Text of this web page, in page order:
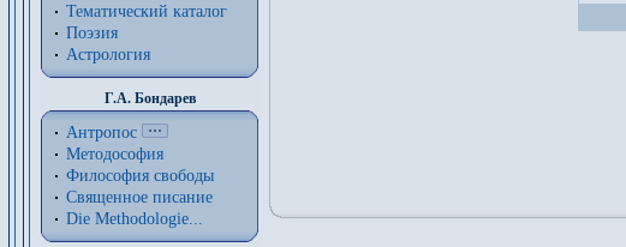
Тематический каталог
Поэзия
Астрология
Г.А. Бондарев
Антропос
Методософия
Философия cвободы
Священное писание
Die Methodologie...